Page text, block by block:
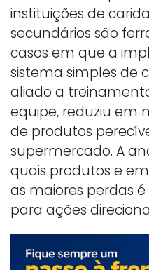
instituições de
secundários são
casos em que a
sistema simples de
aliado a
equipe, reduziu em
de produtos
supermercado. A
quais produtos e
as maiores perdas
para ações